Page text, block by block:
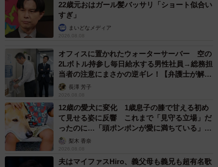
6/60
いきなり彼女のように現れる阿加埜（小出もと貴さん提供）
クジャクの「性淘汰」から紐解く、人間と生物の
共通点
ー「クジャク」の生態をテーマに選んだきっかけはなんだ
22歳元おはガール髪バッサリ「ショート似合い
すぎ」
まいどなメディア
2026.08.08
オフィスに置かれたウォーターサーバー 空の
2Lボトル持参し毎日給水する男性社員→総務担
当者の注意にまさかの逆ギレ！【弁護士が解
説】長澤 芳子
2026.08.08
12歳の愛犬に変化 1歳息子の膝で甘える初め
て見せる姿に反響 これまで「見守る立場」だ
ったのに…「頭ポンポンが愛に満ちている」
「尊…」
梨木 香奈
2026.08.08
夫はマイファスHiro、義父母も義兄も超有名歌